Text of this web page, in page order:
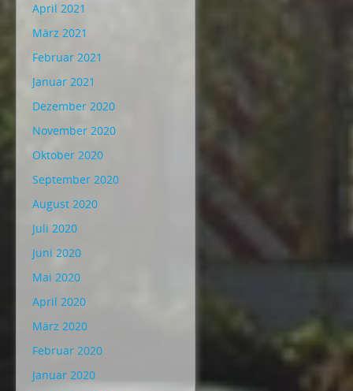
April 2021
März 2021
Februar 2021
Januar 2021
Dezember 2020
November 2020
Oktober 2020
September 2020
August 2020
Juli 2020
Juni 2020
Mai 2020
April 2020
März 2020
Februar 2020
Januar 2020